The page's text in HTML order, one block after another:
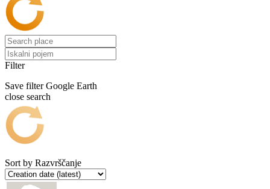
Filter
Save filter Google Earth
close search
Sort by Razvrščanje